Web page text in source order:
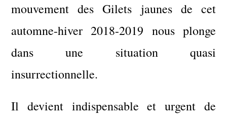
mouvement des Gilets jaunes de cet
automne-hiver 2018-2019 nous plonge
dans une situation quasi
insurrectionnelle.
Il devient indispensable et urgent de